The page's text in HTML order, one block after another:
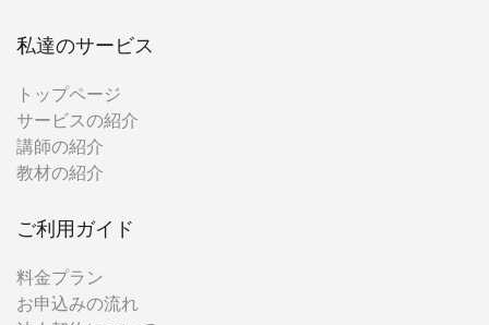
私達のサービス
トップページ
サービスの紹介
講師の紹介
教材の紹介
ご利用ガイド
料金プラン
お申込みの流れ